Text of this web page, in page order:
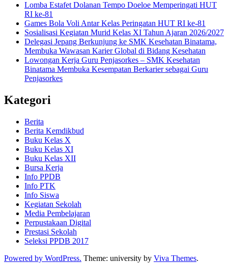
Lomba Estafet Dolanan Tempo Doeloe Memperingati HUT
RI ke-81
Games Bola Voli Antar Kelas Peringatan HUT RI ke-81
Sosialisasi Kegiatan Murid Kelas XI Tahun Ajaran 2026/2027
Delegasi Jepang Berkunjung ke SMK Kesehatan Binatama,
Membuka Wawasan Karier Global di Bidang Kesehatan
Lowongan Kerja Guru Penjasorkes – SMK Kesehatan
Binatama Membuka Kesempatan Berkarier sebagai Guru
Penjasorkes
Kategori
Berita
Berita Kemdikbud
Buku Kelas X
Buku Kelas XI
Buku Kelas XII
Bursa Kerja
Info PPDB
Info PTK
Info Siswa
Kegiatan Sekolah
Media Pembelajaran
Perpustakaan Digital
Prestasi Sekolah
Seleksi PPDB 2017
Powered by WordPress. Theme: university by Viva Themes.